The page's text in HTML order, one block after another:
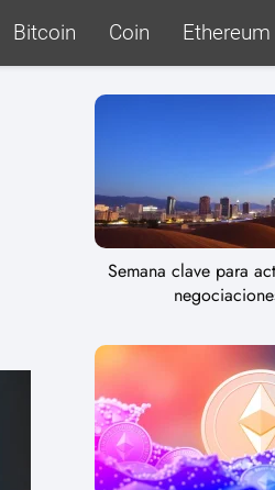
Bitcoin Coin Ethereum
Semana clave para